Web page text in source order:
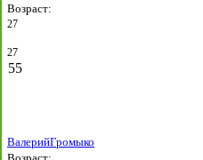
Возраст:
27
27
55
ВалерийГромыко